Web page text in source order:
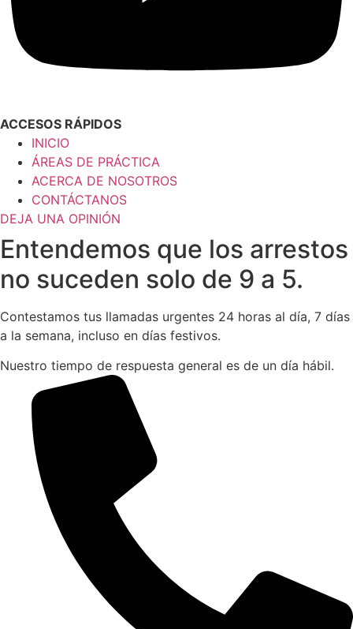
ACCESOS RÁPIDOS
INICIO
ÁREAS DE PRÁCTICA
ACERCA DE NOSOTROS
CONTÁCTANOS
DEJA UNA OPINIÓN
Entendemos que los arrestos
no suceden solo de 9 a 5.
Contestamos tus llamadas urgentes 24 horas al día, 7 días
a la semana, incluso en días festivos.
Nuestro tiempo de respuesta general es de un día hábil.